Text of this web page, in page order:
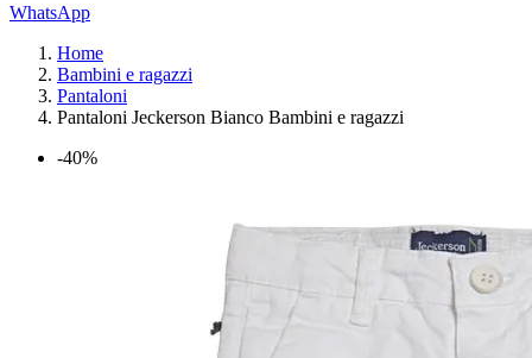
WhatsApp
Home
Bambini e ragazzi
Pantaloni
Pantaloni Jeckerson Bianco Bambini e ragazzi
-40%